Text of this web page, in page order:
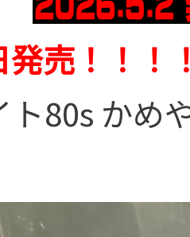
売！！！！
80s かめ